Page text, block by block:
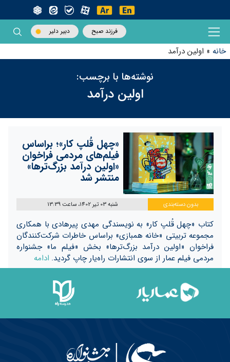
فرزند صبح دبیر دلیر
خانه » اولین درآمد
نوشته‌ها با برچسب:
اولین درآمد
«چهل قُلپ کار»؛ براساس
فیلم‌های مردمی فراخوان
«اولین درآمد بزرگ‌ترها»
منتشر شد
بدون دسته‌بندی شنبه 03 تیر 1402، ساعت 13:39
کتاب «چهل قُلپ کار» به نویسندگی مهدی پیرهادی با همکاری
مجموعه تربیتی «خانه همبازی» براساس خاطرات شرکت‌کنندگان
فراخوان «اولین درآمد بزرگ‌ترها» بخش «فیلم ما» جشنواره
مردمی فیلم عمار از سوی انتشارات راه‌یار چاپ گردید. ادامه